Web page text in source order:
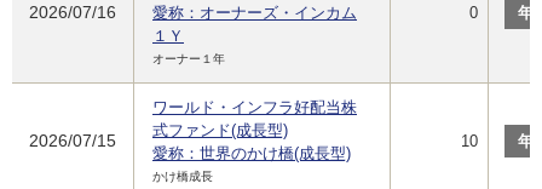
2026/07/16
愛称：オーナーズ・インカム
１Ｙ
オーナー１年
0 年
2026/07/15
ワールド・インフラ好配当株
式ファンド(成長型)
愛称：世界のかけ橋(成長型)
かけ橋成長
10 年